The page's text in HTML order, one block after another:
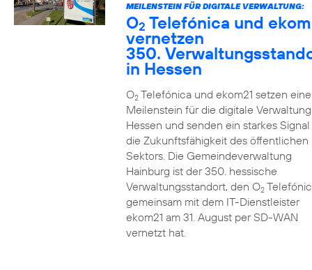
MEILENSTEIN FÜR DIGITALE VERWALTUNG:
O2 Telefónica und
vernetzen
350.
in Hessen
O2Telefónica und ekom21 setzen
Meilenstein für die digitale
Hessen und senden ein starkes
die Zukunftsfähigkeit des öffentlichen
Sektors. Die Gemeindeverwaltung
Hainburg ist der 350. hessische
Verwaltungsstandort, den O2
gemeinsam mit dem IT-Dienstleister
ekom21 am 31. August per SD-WAN
vernetzt hat.